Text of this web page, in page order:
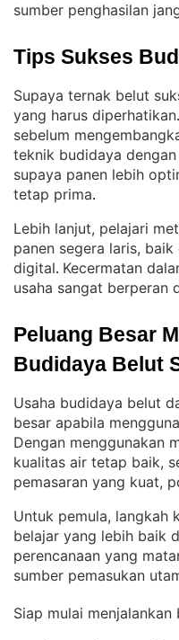
sumber penghasilan
Tips Sukses
Supaya ternak belut
yang harus diperhatikan.
sebelum
teknik budidaya
supaya panen lebih
tetap prima.
Lebih lanjut, pelajari
panen segera laris,
digital. Kecermatan
usaha sangat berperan
Peluang Besar
Budidaya Belut
Usaha budidaya belut
besar apabila
Dengan menggunakan
kualitas air tetap baik,
pemasaran yang kuat,
Untuk pemula, langkah
belajar yang lebih baik
perencanaan yang
sumber pemasukan
Siap mulai